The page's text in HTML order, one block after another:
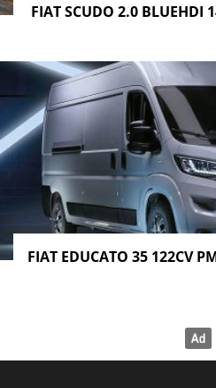
FIAT SCUDO 2.0 BLUEHDI
FIAT EDUCATO 35 122CV